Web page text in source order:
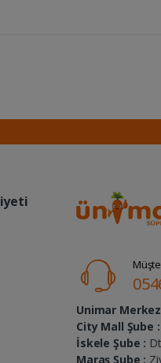
Unimar
City Mall Şube :
İskele Şube :
Maraş Şube :